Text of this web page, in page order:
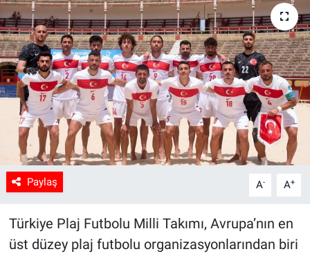
Paylaş A- A+
Türkiye Plaj Futbolu Milli Takımı, Avrupa’nın en
üst düzey plaj futbolu organizasyonlarından biri
Uşak Haberleri